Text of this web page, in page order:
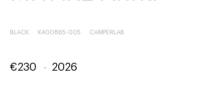
BLACK K400865-005 CAMPERLAB
€230 - 2026